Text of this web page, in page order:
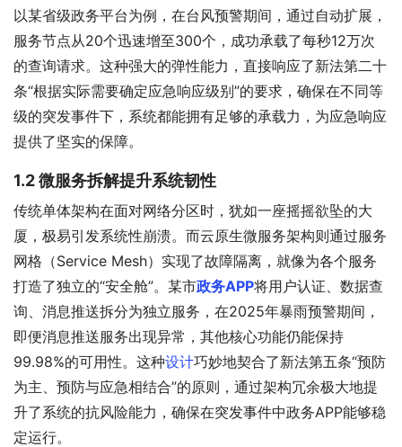
以某省级政务平台为例，在台风预警期间，通过自动扩展，
服务节点从20个迅速增至300个，成功承载了每秒12万次
的查询请求。这种强大的弹性能力，直接响应了新法第二十
条“根据实际需要确定应急响应级别”的要求，确保在不同等
级的突发事件下，系统都能拥有足够的承载力，为应急响应
提供了坚实的保障。
1.2 微服务拆解提升系统韧性
传统单体架构在面对网络分区时，犹如一座摇摇欲坠的大
厦，极易引发系统性崩溃。而云原生微服务架构则通过服务
网格（Service Mesh）实现了故障隔离，就像为各个服务
打造了独立的“安全舱”。某市政务APP将用户认证、数据查
询、消息推送拆分为独立服务，在2025年暴雨预警期间，
即便消息推送服务出现异常，其他核心功能仍能保持
99.98%的可用性。这种设计巧妙地契合了新法第五条“预防
为主、预防与应急相结合”的原则，通过架构冗余极大地提
升了系统的抗风险能力，确保在突发事件中政务APP能够稳
定运行。